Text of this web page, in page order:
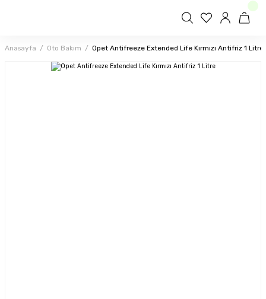
Anasayfa Oto Bakım Opet Antifreeze Extended Life Kırmızı Antifriz 1 Litre